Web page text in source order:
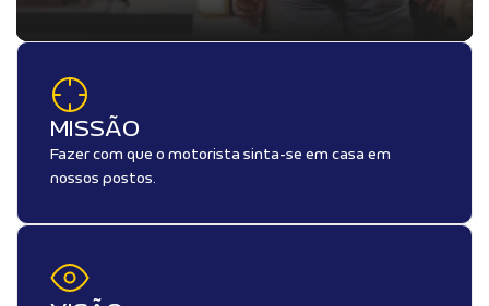
MISSÃO
Fazer com que o motorista sinta-se em casa em
nossos postos.